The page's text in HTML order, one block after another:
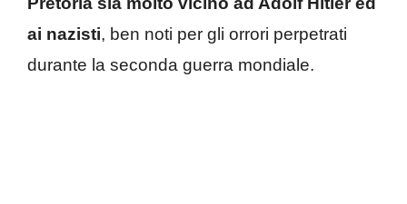
ai nazisti, ben noti per gli orrori perpetrati
durante la seconda guerra mondiale.